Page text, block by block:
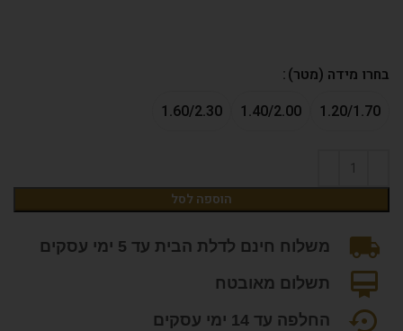
בחרו מידה (מטר)
1.20/1.70
1.40/2.00
1.60/2.30
הוספה לסל
משלוח חינם לדלת הבית עד 5 ימי עסקים
תשלום מאובטח
החלפה עד 14 ימי עסקים